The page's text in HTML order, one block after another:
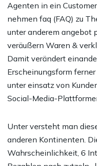
Agenten in ein
nehmen faq (FAQ) zu
unter anderem angebot
veräußern Waren &
Damit verändert
Erscheinungsform
unter einsatz von
Social-Media-
Unter versteht man
anderen Kontinenten.
Wahrscheinlichkeit, 6